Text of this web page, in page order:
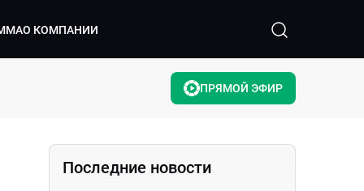
О КОМПАНИИ
ПРЯМОЙ ЭФИР
Последние новости